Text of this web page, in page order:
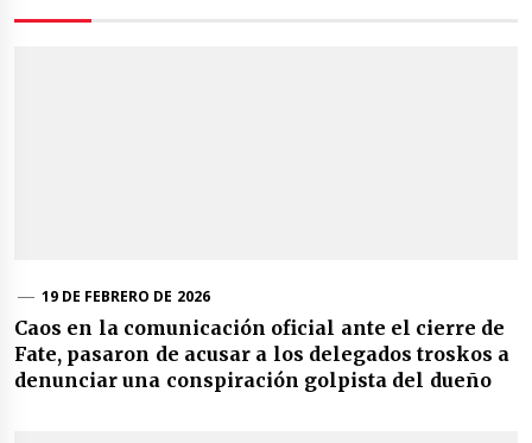
19 DE FEBRERO DE 2026
Caos en la comunicación oficial ante el cierre de
Fate, pasaron de acusar a los delegados troskos a
denunciar una conspiración golpista del dueño